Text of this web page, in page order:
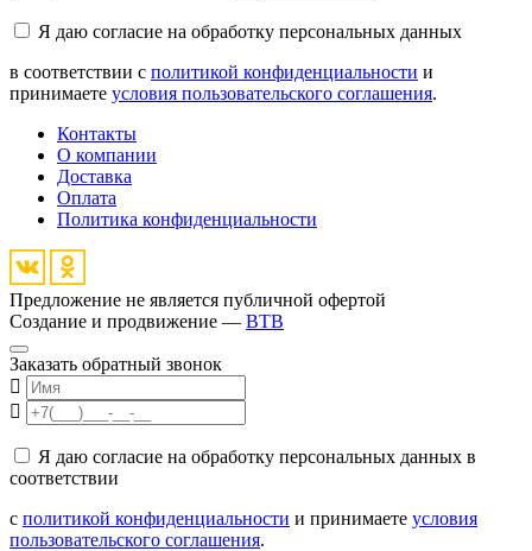
Я даю согласие на обработку персональных данных
в соответствии с политикой конфиденциальности и
принимаете условия пользовательского соглашения.
Контакты
О компании
Доставка
Оплата
Политика конфиденциальности
Предложение не является публичной офертой
Создание и продвижение — BTB
Заказать обратный звонок
Я даю согласие на обработку персональных данных в
соответствии
с политикой конфиденциальности и принимаете условия
пользовательского соглашения.